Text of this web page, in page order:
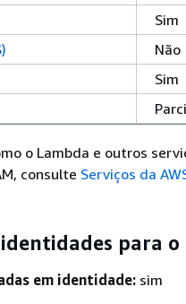
Sim
Não
Sim
o Lambda e outros
consulte Serviços da
para o
em identidade: sim